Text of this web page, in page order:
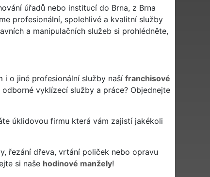
úřadů nebo institucí do Brna, z Brna
profesionální, spolehlivé a kvalitní služby
a manipulačních služeb si prohlédněte,
i o jiné profesionální služby naší franchisové
vyklízecí služby a práce? Objednejte
úklidovou firmu která vám zajistí jakékoli
řezání dřeva, vrtání poliček nebo opravu
si naše hodinové manžely!